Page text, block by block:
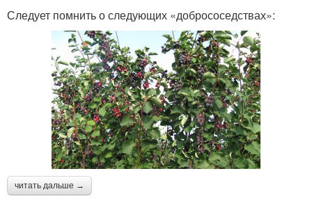
Следует помнить о следующих «добрососедствах»:
читать дальше →